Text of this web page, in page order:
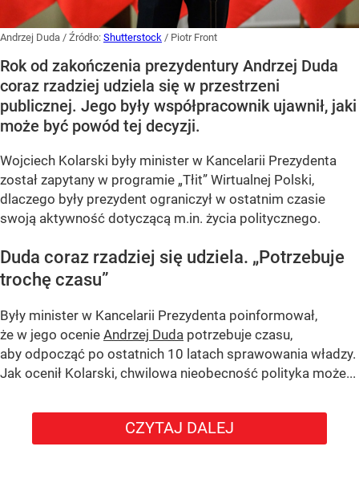
Andrzej Duda / Źródło: Shutterstock / Piotr Front
Rok od zakończenia prezydentury Andrzej Duda
coraz rzadziej udziela się w przestrzeni
publicznej. Jego były współpracownik ujawnił, jaki
może być powód tej decyzji.
Wojciech Kolarski były minister w Kancelarii Prezydenta
został zapytany w programie „Tłit” Wirtualnej Polski,
dlaczego były prezydent ograniczył w ostatnim czasie
swoją aktywność dotyczącą m.in. życia politycznego.
Duda coraz rzadziej się udziela. „Potrzebuje
trochę czasu”
Były minister w Kancelarii Prezydenta poinformował,
że w jego ocenie Andrzej Duda potrzebuje czasu,
aby odpocząć po ostatnich 10 latach sprawowania władzy.
Jak ocenił Kolarski, chwilowa nieobecność polityka może...
CZYTAJ DALEJ